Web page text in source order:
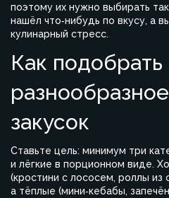
поэтому их нужно выбирать
нашёл что‑нибудь по вкусу, а
кулинарный стресс.
Как подобрать
закусок
Ставьте цель: минимум три
и лёгкие в порционном виде.
(кростини с лососем, роллы из
а тёплые (мини‑кебабы,